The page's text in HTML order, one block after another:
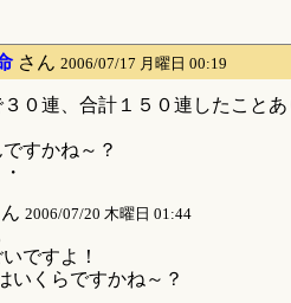
さん 2006/07/17 月曜日 00:19
０連、合計１５０連したことあ
すかね～？
2006/07/20 木曜日 01:44
ですよ！
いくらですかね～？